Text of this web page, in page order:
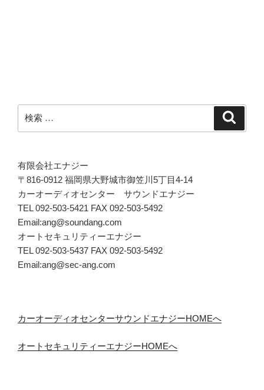
検
索:
有限会社エナジー
〒816-0912 福岡県大野城市御笠川5丁目4-14
カーオーディオセンター サウンドエナジー
TEL 092-503-5421 FAX 092-503-5492
Email:ang@soundang.com
オートセキュリティーエナジー
TEL 092-503-5437 FAX 092-503-5492
Email:ang@sec-ang.com
カーオーディオセンターサウンドエナジーHOMEへ
オートセキュリティーエナジーHOMEへ